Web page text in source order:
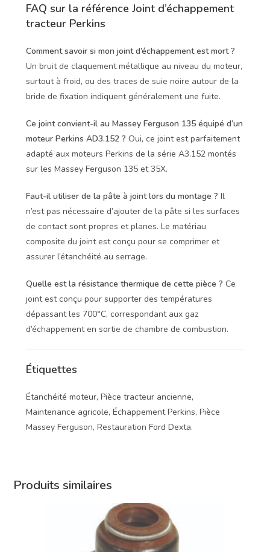
FAQ sur la référence Joint d’échappement
tracteur Perkins
Comment savoir si mon joint d’échappement est mort ?
Un bruit de claquement métallique au niveau du moteur,
surtout à froid, ou des traces de suie noire autour de la
bride de fixation indiquent généralement une fuite.
Ce joint convient-il au Massey Ferguson 135 équipé d’un
moteur Perkins AD3.152 ? Oui, ce joint est parfaitement
adapté aux moteurs Perkins de la série A3.152 montés
sur les Massey Ferguson 135 et 35X.
Faut-il utiliser de la pâte à joint lors du montage ? Il
n’est pas nécessaire d’ajouter de la pâte si les surfaces
de contact sont propres et planes. Le matériau
composite du joint est conçu pour se comprimer et
assurer l’étanchéité au serrage.
Quelle est la résistance thermique de cette pièce ? Ce
joint est conçu pour supporter des températures
dépassant les 700°C, correspondant aux gaz
d’échappement en sortie de chambre de combustion.
Étiquettes
Étanchéité moteur, Pièce tracteur ancienne,
Maintenance agricole, Échappement Perkins, Pièce
Massey Ferguson, Restauration Ford Dexta.
Produits similaires